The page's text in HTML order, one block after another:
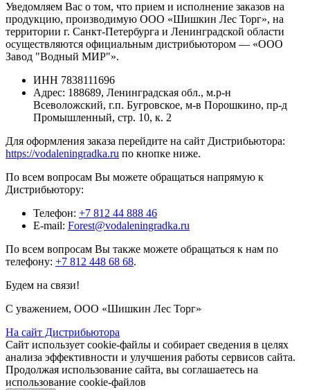
Уведомляем Вас о том, что прием и исполнение заказов на
продукцию, производимую ООО «Шишкин Лес Торг», на
территории г. Санкт-Петербурга и Ленинградской области
осуществляются официальным дистрибьютором — «ООО
Завод "Водный МИР"».
ИНН 7838111696
Адрес: 188689, Ленинградская обл., м.р-н
Всеволожский, г.п. Бугровское, м-в Порошкино, пр-д
Промышленный, стр. 10, к. 2
Для оформления заказа перейдите на сайт Дистрибьютора:
https://vodaleningradka.ru по кнопке ниже.
По всем вопросам Вы можете обращаться напрямую к
Дистрибьютору:
Телефон: +7 812 44 888 46
E-mail: Forest@vodaleningradka.ru
По всем вопросам Вы также можете обращаться к нам по
телефону: +7 812 448 68 68.
Будем на связи!
С уважением, ООО «Шишкин Лес Торг»
На сайт Дистрибьютора
Сайт использует cookie-файлы и собирает сведения в целях
анализа эффективности и улучшения работы сервисов сайта.
Продолжая использование сайта, вы соглашаетесь на
использование cookie-файлов